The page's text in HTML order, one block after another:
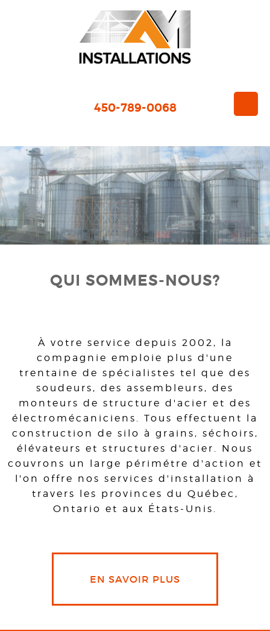
450-789-0068
QUI SOMMES-NOUS?
À votre service depuis 2002, la
compagnie emploie plus d'une
trentaine de spécialistes tel que des
soudeurs, des assembleurs, des
monteurs de structure d'acier et des
électromécaniciens. Tous effectuent la
construction de silo à grains, séchoirs,
élévateurs et structures d'acier. Nous
couvrons un large périmétre d'action et
l'on offre nos services d'installation à
travers les provinces du Québec,
Ontario et aux États-Unis.
EN SAVOIR PLUS